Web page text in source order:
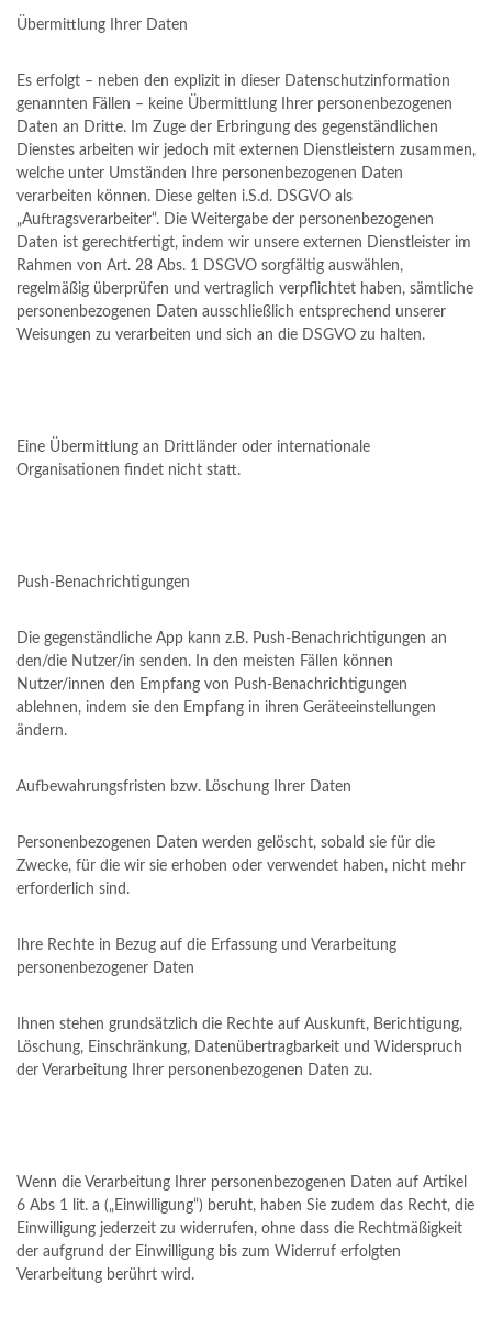
Übermittlung Ihrer Daten
Es erfolgt – neben den explizit in dieser Datenschutzinformation
genannten Fällen – keine Übermittlung Ihrer personenbezogenen
Daten an Dritte. Im Zuge der Erbringung des gegenständlichen
Dienstes arbeiten wir jedoch mit externen Dienstleistern zusammen,
welche unter Umständen Ihre personenbezogenen Daten
verarbeiten können. Diese gelten i.S.d. DSGVO als
„Auftragsverarbeiter“. Die Weitergabe der personenbezogenen
Daten ist gerechtfertigt, indem wir unsere externen Dienstleister im
Rahmen von Art. 28 Abs. 1 DSGVO sorgfältig auswählen,
regelmäßig überprüfen und vertraglich verpflichtet haben, sämtliche
personenbezogenen Daten ausschließlich entsprechend unserer
Weisungen zu verarbeiten und sich an die DSGVO zu halten.
Eine Übermittlung an Drittländer oder internationale
Organisationen findet nicht statt.
Push-Benachrichtigungen
Die gegenständliche App kann z.B. Push-Benachrichtigungen an
den/die Nutzer/in senden. In den meisten Fällen können
Nutzer/innen den Empfang von Push-Benachrichtigungen
ablehnen, indem sie den Empfang in ihren Geräteeinstellungen
ändern.
Aufbewahrungsfristen bzw. Löschung Ihrer Daten
Personenbezogenen Daten werden gelöscht, sobald sie für die
Zwecke, für die wir sie erhoben oder verwendet haben, nicht mehr
erforderlich sind.
Ihre Rechte in Bezug auf die Erfassung und Verarbeitung
personenbezogener Daten
Ihnen stehen grundsätzlich die Rechte auf Auskunft, Berichtigung,
Löschung, Einschränkung, Datenübertragbarkeit und Widerspruch
der Verarbeitung Ihrer personenbezogenen Daten zu.
Wenn die Verarbeitung Ihrer personenbezogenen Daten auf Artikel
6 Abs 1 lit. a („Einwilligung“) beruht, haben Sie zudem das Recht, die
Einwilligung jederzeit zu widerrufen, ohne dass die Rechtmäßigkeit
der aufgrund der Einwilligung bis zum Widerruf erfolgten
Verarbeitung berührt wird.